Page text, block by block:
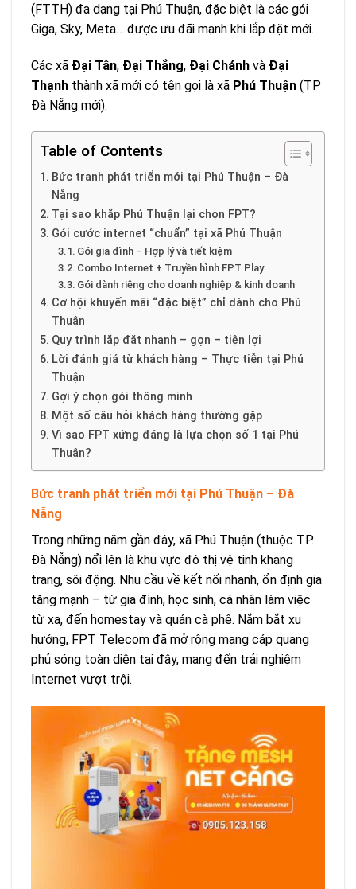
(FTTH) đa dạng tại Phú Thuận, đặc biệt là các gói
Giga, Sky, Meta… được ưu đãi mạnh khi lắp đặt mới.
Các xã Đại Tân, Đại Thắng, Đại Chánh và Đại
Thạnh thành xã mới có tên gọi là xã Phú Thuận (TP
Đà Nẵng mới).
Table of Contents
Bức tranh phát triển mới tại Phú Thuận – Đà
Nẵng
Tại sao khắp Phú Thuận lại chọn FPT?
Gói cước internet “chuẩn” tại xã Phú Thuận
Gói gia đình – Hợp lý và tiết kiệm
Combo Internet + Truyền hình FPT Play
Gói dành riêng cho doanh nghiệp & kinh doanh
Cơ hội khuyến mãi “đặc biệt” chỉ dành cho Phú
Thuận
Quy trình lắp đặt nhanh – gọn – tiện lợi
Lời đánh giá từ khách hàng – Thực tiễn tại Phú
Thuận
Gợi ý chọn gói thông minh
Một số câu hỏi khách hàng thường gặp
Vì sao FPT xứng đáng là lựa chọn số 1 tại Phú
Thuận?
Bức tranh phát triển mới tại Phú Thuận – Đà
Nẵng
Trong những năm gần đây, xã Phú Thuận (thuộc TP.
Đà Nẵng) nổi lên là khu vực đô thị vệ tinh khang
trang, sôi động. Nhu cầu về kết nối nhanh, ổn định gia
tăng mạnh – từ gia đình, học sinh, cá nhân làm việc
từ xa, đến homestay và quán cà phê. Nắm bắt xu
hướng, FPT Telecom đã mở rộng mạng cáp quang
phủ sóng toàn diện tại đây, mang đến trải nghiệm
Internet vượt trội.